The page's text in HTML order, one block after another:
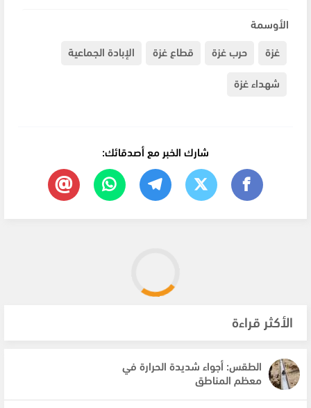
الأوسمة
غزة
حرب غزة قطاع غزة
الإبادة الجماعية
شهداء غزة
شارك الخبر مع أصدقائك:
الأكثر قراءة
الطقس: أجواء شديدة الحرارة في
معظم المناطق